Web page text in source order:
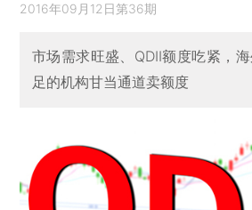
2016年09月12日第36期
市场需求旺盛、QDII额度吃紧，
足的机构甘当通道卖额度